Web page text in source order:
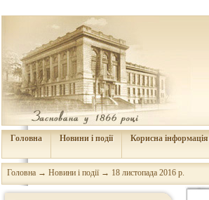
Головна Новини і події Корисна інформація
Головна → Новини і події→ 18 листопада 2016 р.